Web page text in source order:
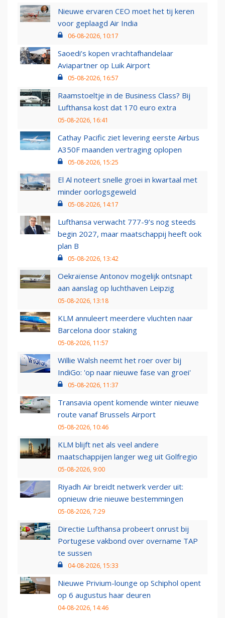
Nieuwe ervaren CEO moet het tij keren
voor geplaagd Air India
06-08-2026, 10:17
Saoedi’s kopen vrachtafhandelaar
Aviapartner op Luik Airport
05-08-2026, 16:57
Raamstoeltje in de Business Class? Bij
Lufthansa kost dat 170 euro extra
05-08-2026, 16:41
Cathay Pacific ziet levering eerste Airbus
A350F maanden vertraging oplopen
05-08-2026, 15:25
El Al noteert snelle groei in kwartaal met
minder oorlogsgeweld
05-08-2026, 14:17
Lufthansa verwacht 777-9’s nog steeds
begin 2027, maar maatschappij heeft ook
plan B
05-08-2026, 13:42
Oekraïense Antonov mogelijk ontsnapt
aan aanslag op luchthaven Leipzig
05-08-2026, 13:18
KLM annuleert meerdere vluchten naar
Barcelona door staking
05-08-2026, 11:57
Willie Walsh neemt het roer over bij
IndiGo: 'op naar nieuwe fase van groei'
05-08-2026, 11:37
Transavia opent komende winter nieuwe
route vanaf Brussels Airport
05-08-2026, 10:46
KLM blijft net als veel andere
maatschappijen langer weg uit Golfregio
05-08-2026, 9:00
Riyadh Air breidt netwerk verder uit:
opnieuw drie nieuwe bestemmingen
05-08-2026, 7:29
Directie Lufthansa probeert onrust bij
Portugese vakbond over overname TAP
te sussen
04-08-2026, 15:33
Nieuwe Privium-lounge op Schiphol opent
op 6 augustus haar deuren
04-08-2026, 14:46